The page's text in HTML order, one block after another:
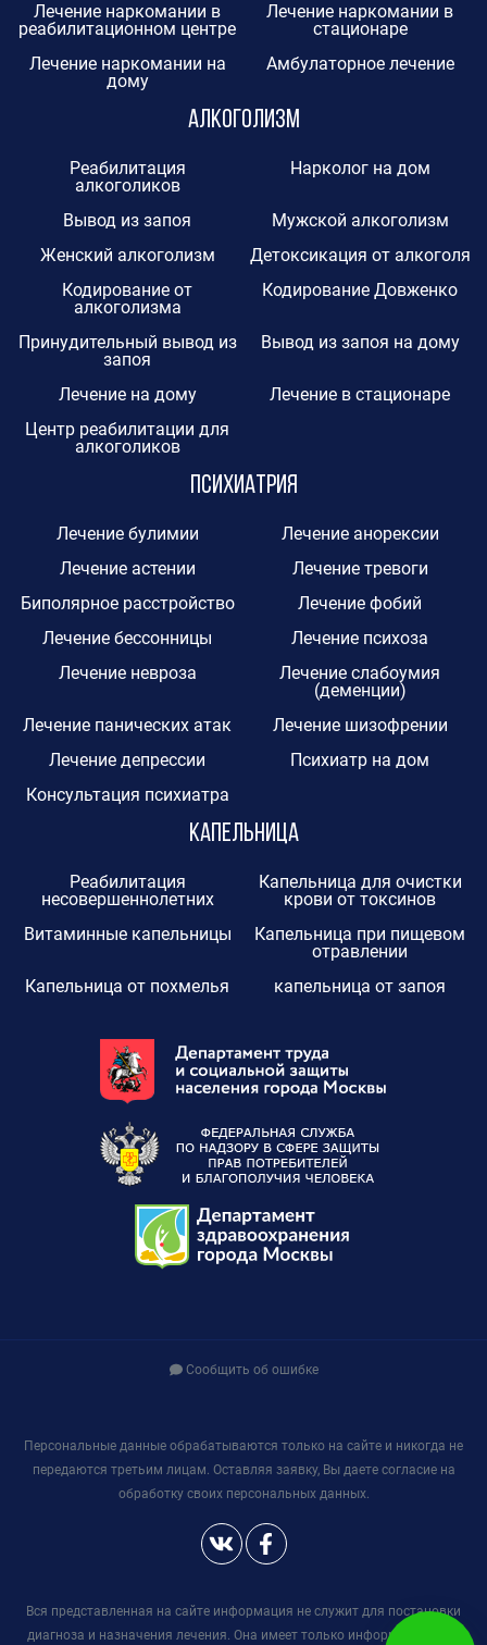
Лечение наркомании в
реабилитационном центре
Лечение наркомании в
стационаре
Лечение наркомании на
дому
Амбулаторное лечение
Алкоголизм
Реабилитация
алкоголиков
Нарколог на дом
Вывод из запоя
Мужской алкоголизм
Женский алкоголизм
Детоксикация от алкоголя
Кодирование от
алкоголизма
Кодирование Довженко
Принудительный вывод из
запоя
Вывод из запоя на дому
Лечение на дому
Лечение в стационаре
Центр реабилитации для
алкоголиков
Психиатрия
Лечение булимии
Лечение анорексии
Лечение астении
Лечение тревоги
Биполярное расстройство
Лечение фобий
Лечение бессонницы
Лечение психоза
Лечение невроза
Лечение слабоумия
(деменции)
Лечение панических атак
Лечение шизофрении
Лечение депрессии
Психиатр на дом
Консультация психиатра
Капельница
Реабилитация
несовершеннолетних
Капельница для очистки
крови от токсинов
Витаминные капельницы
Капельница при пищевом
отравлении
Капельница от похмелья
капельница от запоя
Сообщить об ошибке
Персональные данные обрабатываются только на сайте и никогда не
передаются третьим лицам. Оставляя заявку, Вы даете согласие на
обработку своих персональных данных.
Вся представленная на сайте информация не служит для постановки
диагноза и назначения лечения. Она имеет только информационный